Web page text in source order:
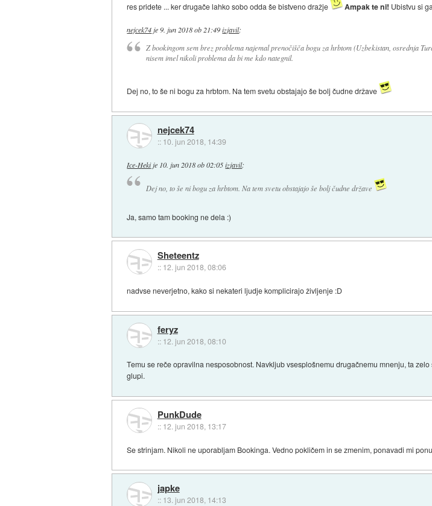
res pridete ... ker drugače lahko sobo odda še bistveno dražje
Ampak te ni! Ubistvu si
nejcek74 je 9. jun 2018 ob 21:49 izjavil:
Z bookingom sem brez problema najemal prenočišča bogu za hrbtom (Uzbekistan, osrednja
nisem imel nikoli problema da bi me kdo nategnil.
Dej no, to še ni bogu za hrbtom. Na tem svetu obstajajo še bolj čudne države
nejcek74
:: 10. jun 2018, 14:39
Ice-Hekije 10. jun 2018 ob 02:05 izjavil:
Dej no, to še ni bogu za hrbtom. Na tem svetu obstajajo še bolj čudne države
Ja, samo tam booking ne dela :)
Sheteentz
:: 12. jun 2018, 08:06
nadvse neverjetno, kako si nekateri ljudje komplicirajo življenje :D
feryz
:: 12. jun 2018, 08:10
Temu se reče opravilna nesposobnost. Navkljub vsesplošnemu drugačnemu mnenju, ta
glupi.
PunkDude
:: 12. jun 2018, 13:17
Se strinjam. Nikoli ne uporabljam Bookinga. Vedno pokličem in se zmenim, ponavadi mi
japke
:: 13. jun 2018, 14:13